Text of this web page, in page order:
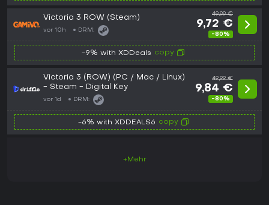
Victoria 3 ROW (Steam)
vor 10h DRM:
49,99 €
9,72 €
-80%
-9% with XDDeals copy
Victoria 3 (ROW) (PC / Mac / Linux)
- Steam - Digital Key
vor 1d DRM:
49,99 €
9,84 €
-80%
-6% with XDDEALS6 copy
+Mehr